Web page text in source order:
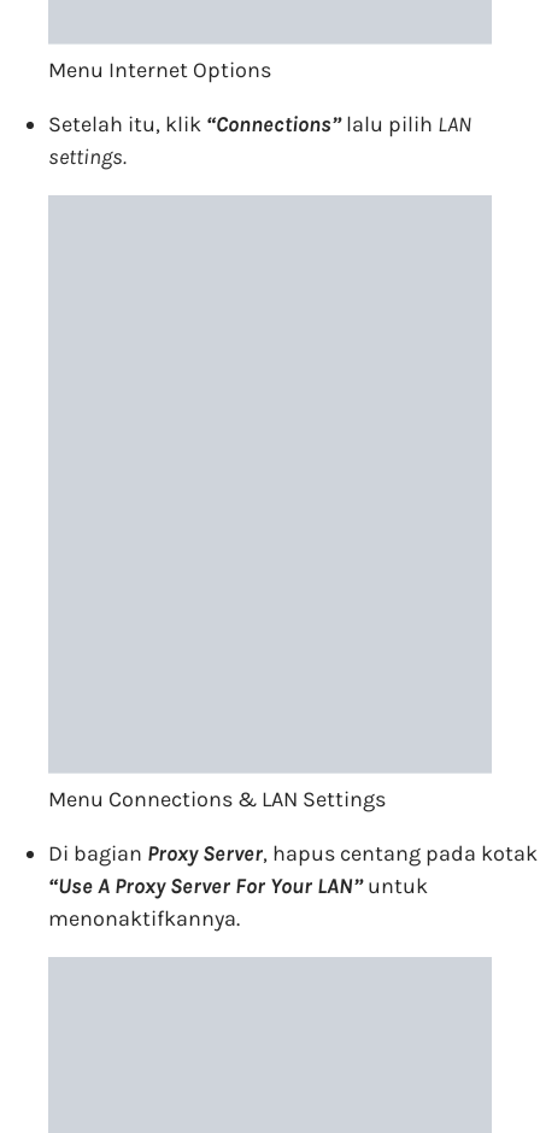
Menu Internet Options
Setelah itu, klik “Connections”lalu pilih LAN
settings.
Menu Connections & LAN Settings
Di bagian Proxy Server, hapus centang pada kotak
“Use A Proxy Server For Your LAN”untuk
menonaktifkannya.